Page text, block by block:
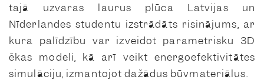
tajā uzvaras laurus plūca Latvijas un
Nīderlandes studentu izstrādāts risinājums, ar
kura palīdzību var izveidot parametrisku 3D
ēkas modeli, kā arī veikt energoefektivitātes
simulāciju, izmantojot dažādus būvmateriālus.